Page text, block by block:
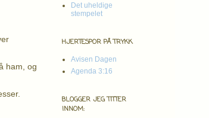
ham, og
Det uheldige
stempelet
HJERTESPOR PÅ TRYKK
Avisen Dagen
Agenda 3:16
BLOGGER JEG TITTER
INNOM: